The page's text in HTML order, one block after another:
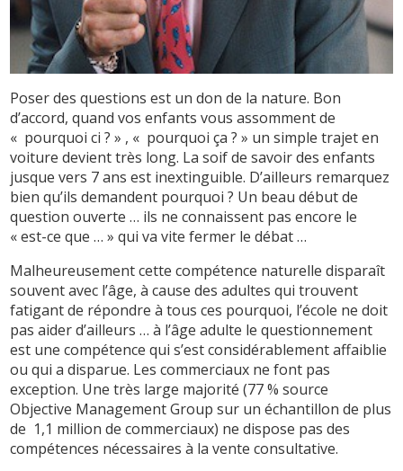
Poser des questions est un don de la nature. Bon
d’accord, quand vos enfants vous assomment de
« pourquoi ci ? » , « pourquoi ça ? » un simple trajet en
voiture devient très long. La soif de savoir des enfants
jusque vers 7 ans est inextinguible. D’ailleurs remarquez
bien qu’ils demandent pourquoi ? Un beau début de
question ouverte … ils ne connaissent pas encore le
« est-ce que … » qui va vite fermer le débat …
Malheureusement cette compétence naturelle disparaît
souvent avec l’âge, à cause des adultes qui trouvent
fatigant de répondre à tous ces pourquoi, l’école ne doit
pas aider d’ailleurs … à l’âge adulte le questionnement
est une compétence qui s’est considérablement affaiblie
ou qui a disparue. Les commerciaux ne font pas
exception. Une très large majorité (77 % source
Objective Management Group sur un échantillon de plus
de 1,1 million de commerciaux) ne dispose pas des
compétences nécessaires à la vente consultative.